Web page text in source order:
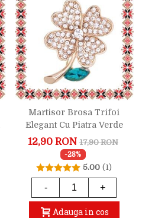
Martisor Brosa Trifoi
Elegant Cu Piatra Verde
12,90 RON 17,90 RON
-28%
5.00 (1)
- +
Adauga in cos